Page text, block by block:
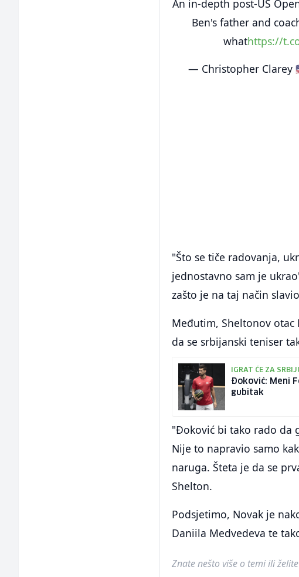
An in-depth post-US
Ben's father and
whathttps://
— Christopher Clarey
"Što se tiče radovanja,
jednostavno sam je
zašto je na taj način
Međutim, Sheltonov
da se srbijanski teniser
IGRAT ĆE ZA
Đoković: Meni
gubitak
"Đoković bi tako rado da
Nije to napravio samo
naruga. Šteta je da se
Shelton.
Podsjetimo, Novak je
Daniila Medvedeva te
Znate nešto više o temi ili